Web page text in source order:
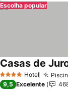
Escolha popular
4 EstrelasHotel
Casas de
9,5 Excelente